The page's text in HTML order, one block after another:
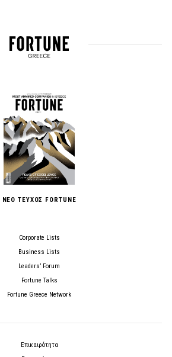
ΝΕΟ ΤΕΥΧΟΣ FORTUNE
Corporate Lists
Business Lists
Leaders’ Forum
Fortune Talks
Fortune Greece Network
Επικαιρότητα